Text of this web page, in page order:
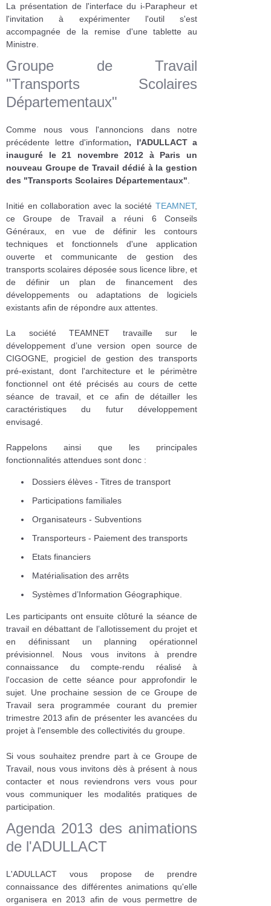
La présentation de l'interface du i-Parapheur et
l'invitation à expérimenter l'outil s'est
accompagnée de la remise d'une tablette au
Ministre.
Groupe de Travail
"Transports Scolaires
Départementaux"
Comme nous vous l'annoncions dans notre
précédente lettre d'information, l'ADULLACT a
inauguré le 21 novembre 2012 à Paris un
nouveau Groupe de Travail dédié à la gestion
des "Transports Scolaires Départementaux"
Initié en collaboration avec la société TEAMNET,
ce Groupe de Travail a réuni 6 Conseils
Généraux, en vue de définir les contours
techniques et fonctionnels d'une application
ouverte et communicante de gestion des
transports scolaires déposée sous licence libre, et
de définir un plan de financement des
développements ou adaptations de logiciels
existants afin de répondre aux attentes.
La société TEAMNET travaille sur le
développement d’une version open source de
CIGOGNE, progiciel de gestion des transports
pré-existant, dont l'architecture et le périmètre
fonctionnel ont été précisés au cours de cette
séance de travail, et ce afin de détailler les
caractéristiques du futur développement
envisagé.
Rappelons ainsi que les principales
fonctionnalités attendues sont donc :
Dossiers élèves - Titres de transport
Participations familiales
Organisateurs - Subventions
Transporteurs - Paiement des transports
Etats financiers
Matérialisation des arrêts
Systèmes d’Information Géographique.
Les participants ont ensuite clôturé la séance de
travail en débattant de l’allotissement du projet et
en définissant un planning opérationnel
prévisionnel. Nous vous invitons à prendre
connaissance du compte-rendu réalisé à
l'occasion de cette séance pour approfondir le
sujet. Une prochaine session de ce Groupe de
Travail sera programmée courant du premier
trimestre 2013 afin de présenter les avancées du
projet à l'ensemble des collectivités du groupe.
Si vous souhaitez prendre part à ce Groupe de
Travail, nous vous invitons dès à présent à nous
contacter et nous reviendrons vers vous pour
vous communiquer les modalités pratiques de
participation.
Agenda 2013 des animations
de l'ADULLACT
L'ADULLACT vous propose de prendre
connaissance des différentes animations qu'elle
organisera en 2013 afin de vous permettre de